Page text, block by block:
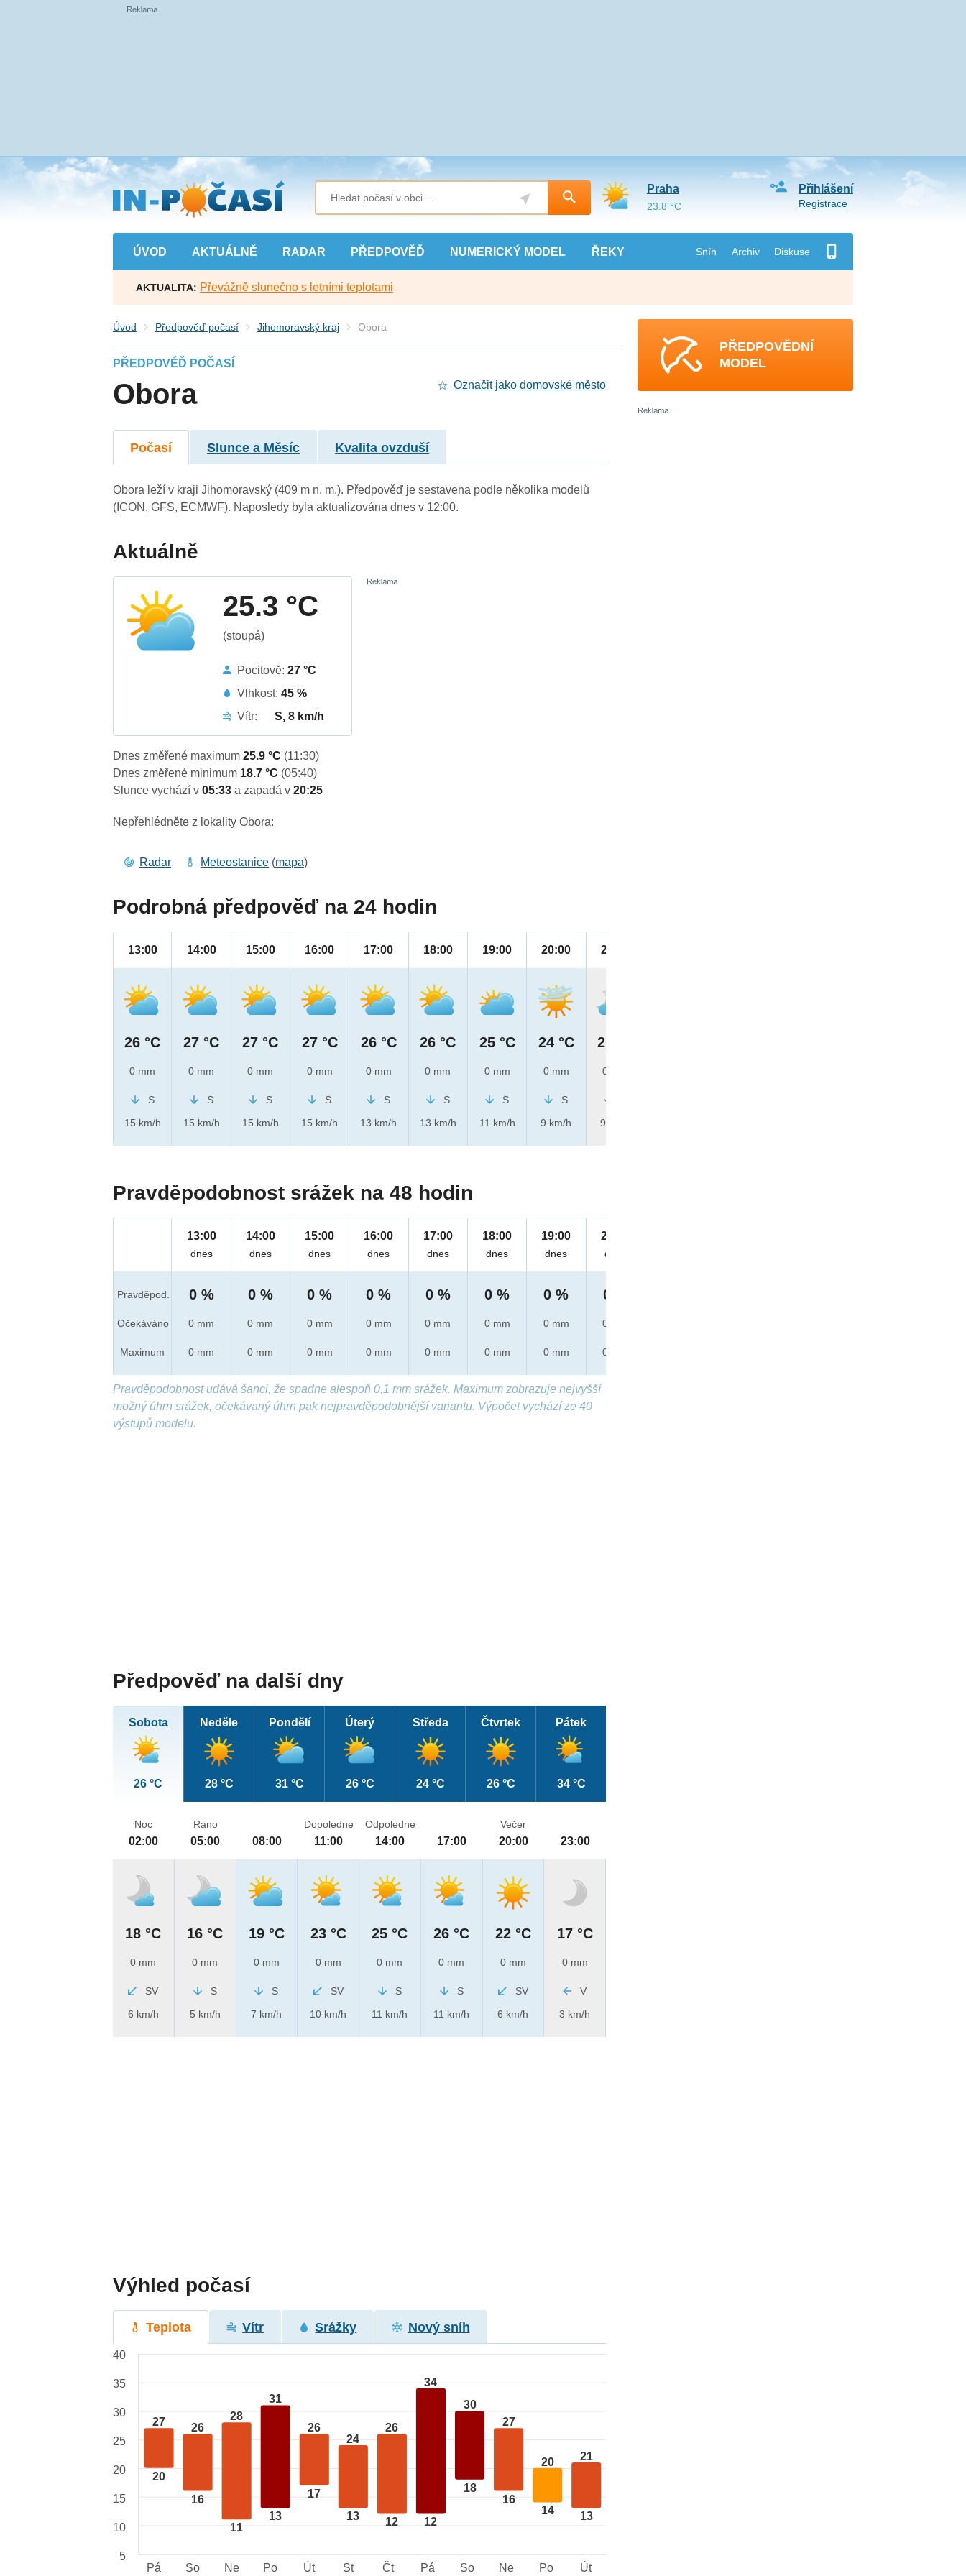
Přejít
na
hlavní
obsah
ÚVOD AKTUÁLNĚ RADAR PŘEDPOVĚĎ NUMERICKÝ MODEL ŘEKY Sníh Archiv Diskuse
Přihlášení
Registrace
Praha
23.8 °C
AKTUALITA: Převážně slunečno s letními teplotami
Úvod Předpověď počasí Jihomoravský kraj Obora
PŘEDPOVĚĎ POČASÍ
Obora Označit jako domovské město
Počasí Slunce a Měsíc Kvalita ovzduší
Obora leží v kraji Jihomoravský (409 m n. m.). Předpověď je sestavena podle několika modelů
(ICON, GFS, ECMWF). Naposledy byla aktualizována dnes v 12:00.
Aktuálně
25.3 °C
(stoupá)
Pocitově:27 °C
Vlhkost:45 %
Vítr:
S, 8 km/h
Dnes změřené maximum25.9 °C (11:30)
Dnes změřené minimum 18.7 °C (05:40)
Slunce vychází v05:33a zapadá v20:25
Nepřehlédněte z lokality Obora:
Radar Meteostanice (mapa)
Podrobná předpověď na 24 hodin
13:00
26 °C
0 mm
S
15 km/h
14:00
27 °C
0 mm
S
15 km/h
15:00
27 °C
0 mm
S
15 km/h
16:00
27 °C
0 mm
S
15 km/h
17:00
26 °C
0 mm
S
13 km/h
18:00
26 °C
0 mm
S
13 km/h
19:00
25 °C
0 mm
S
11 km/h
20:00
24 °C
0 mm
S
9 km/h
21:00
21 °C
0 mm
9 km/h
Pravděpodobnost srážek na 48 hodin
Pravděpod.
Očekáváno
Maximum
13:00
dnes
0 %
0 mm
0 mm
14:00
dnes
0 %
0 mm
0 mm
15:00
dnes
0 %
0 mm
0 mm
16:00
dnes
0 %
0 mm
0 mm
17:00
dnes
0 %
0 mm
0 mm
18:00
dnes
0 %
0 mm
0 mm
19:00
dnes
0 %
0 mm
0 mm
20:00
dnes
0 %
0 mm
0 mm
Pravděpodobnost udává šanci, že spadne alespoň 0,1 mm srážek. Maximum zobrazuje nejvyšší
možný úhrn srážek, očekávaný úhrn pak nejpravděpodobnější variantu. Výpočet vychází ze 40
výstupů modelu.
Předpověď na další dny
Sobota
26 °C
Neděle
28 °C
Pondělí
31 °C
Úterý
26 °C
Středa
24 °C
Čtvrtek
26 °C
Pátek
34 °C
Noc
02:00
18 °C
0 mm
SV
6 km/h
Ráno
05:00
16 °C
0 mm
S
5 km/h
08:00
19 °C
0 mm
S
7 km/h
Dopoledne
11:00
23 °C
0 mm
SV
10 km/h
Odpoledne
14:00
25 °C
0 mm
S
11 km/h
17:00
26 °C
0 mm
S
11 km/h
Večer
20:00
22 °C
0 mm
SV
6 km/h
23:00
17 °C
0 mm
V
3 km/h
Výhled počasí
Teplota Vítr Srážky Nový sníh
27
20
26
16
28
11
31
13
26
17
24
13
26
12
34
12
30
18
27
16
20
14
21
13
40
35
30
25
20
15
10
5
Pá
So Ne Po Út St Čt Pá So Ne Po Út
PŘEDPOVĚDNÍ
MODEL